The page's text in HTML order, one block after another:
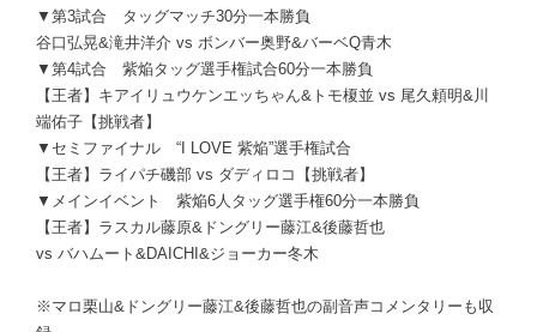
▼第3試合 タッグマッチ30分一本勝負
谷口弘晃&滝井洋介 vs ボンバー奥野&バーベQ青木
▼第4試合 紫焔タッグ選手権試合60分一本勝負
【王者】キアイリュウケンエッちゃん&トモ榎並 vs 尾久頼明&川
端佑子【挑戦者】
▼セミファイナル “I LOVE 紫焔”選手権試合
【王者】ライパチ磯部 vs ダディロコ【挑戦者】
▼メインイベント 紫焔6人タッグ選手権60分一本勝負
【王者】ラスカル藤原&ドングリー藤江&後藤哲也
vs バハムート&DAICHI&ジョーカー冬木
※マロ栗山&ドングリー藤江&後藤哲也の副音声コメンタリーも収